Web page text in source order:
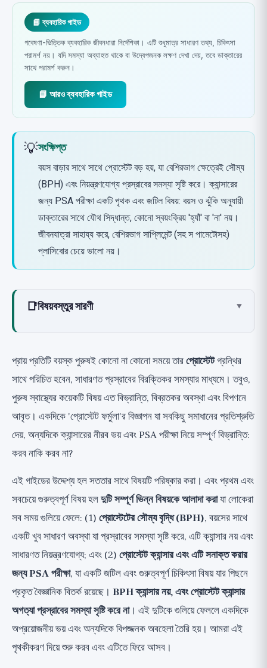
📘 ব্যবহারিক গাইড
গবেষণা-ভিত্তিক ব্যবহারিক জীবনধারা নির্দেশিকা। এটি শুধুমাত্র সাধারণ তথ্য, চিকিৎসা
পরামর্শ নয়। যদি সমস্যা অব্যাহত থাকে বা উদ্বেগজনক লক্ষণ দেখা দেয়, তবে ডাক্তারের
সাথে পরামর্শ করুন।
📘 আরও ব্যবহারিক গাইড
💡সংক্ষিপ্ত
বয়স বাড়ার সাথে সাথে প্রোস্টেট বড় হয়, যা বেশিরভাগ ক্ষেত্রেই সৌম্য
(BPH) এবং নিয়ন্ত্রণযোগ্য প্রস্রাবের সমস্যা সৃষ্টি করে। ক্যান্সারের
জন্য PSA পরীক্ষা একটি পৃথক এবং জটিল বিষয়: বয়স ও ঝুঁকি অনুযায়ী
ডাক্তারের সাথে যৌথ সিদ্ধান্ত, কোনো স্বয়ংক্রিয় 'হ্যাঁ' বা 'না' নয়।
জীবনযাত্রা সাহায্য করে, বেশিরভাগ সাপ্লিমেন্ট (সহ স পামেটোসহ)
প্লাসিবোর চেয়ে ভালো নয়।
📑বিষয়বস্তুর সারণী ▾
জীবনযাত্রা: লক্ষণ এবং প্রোস্টেট স্বাস্থ্যের জন্য কী সত্যিই
কাজ করে 🟢
1. স্মার্ট তরল গ্রহণের সময় 🟢
2. সম্পূর্ণ খালি করা এবং মূত্রাশয়ের অভ্যাস 🟢
ক্যান্সারের জন্য PSA পরীক্ষা: প্রকৃত বিতর্ক, সততার সাথে
প্রোস্টেট সাপ্লিমেন্ট, সম্পূর্ণ সততা এবং প্রমাণের র্যাঙ্কিং সহ
🟡🔴
BPH-এর চিকিৎসা: শুধুমাত্র ডাক্তারের সিদ্ধান্ত
লাল পতাকা: কখন অবিলম্বে ডাক্তারের কাছে যেতে হবে
নিচের লাইন এবং ব্যবহারিক চেকলিস্ট
প্রায় প্রতিটি বয়স্ক পুরুষই কোনো না কোনো সময়ে তারপ্রোস্টেটগ্রন্থির
সাথে পরিচিত হবেন, সাধারণত প্রস্রাবের বিরক্তিকর সমস্যার মাধ্যমে। তবুও,
পুরুষ স্বাস্থ্যের কয়েকটি বিষয় এত বিভ্রান্তি, বিব্রতকর অবস্থা এবং বিপণনে
আবৃত। একদিকে 'প্রোস্টেট ফর্মুলা'র বিজ্ঞাপন যা সবকিছু সমাধানের প্রতিশ্রুতি
দেয়, অন্যদিকে ক্যান্সারের নীরব ভয় এবং PSA পরীক্ষা নিয়ে সম্পূর্ণ বিভ্রান্তি:
করব নাকি করব না?
এই গাইডের উদ্দেশ্য হল সততার সাথে বিষয়টি পরিষ্কার করা। এবং প্রথম এবং
সবচেয়ে গুরুত্বপূর্ণ বিষয় হলদুটি সম্পূর্ণ ভিন্ন বিষয়কে আলাদা করাযা লোকেরা
সব সময় গুলিয়ে ফেলে: (1) প্রোস্টেটের সৌম্য বৃদ্ধি (BPH), বয়সের সাথে
একটি খুব সাধারণ অবস্থা যা প্রস্রাবের সমস্যা সৃষ্টি করে, এটি ক্যান্সার নয় এবং
সাধারণত নিয়ন্ত্রণযোগ্য; এবং (2) প্রোস্টেট ক্যান্সার এবং এটি সনাক্ত করার
জন্য PSA পরীক্ষা, যা একটি জটিল এবং গুরুত্বপূর্ণ চিকিৎসা বিষয় যার পিছনে
প্রকৃত বৈজ্ঞানিক বিতর্ক রয়েছে। BPH ক্যান্সার নয়, এবং প্রোস্টেট ক্যান্সার
অগত্যা প্রস্রাবের সমস্যা সৃষ্টি করে না। এই দুটিকে গুলিয়ে ফেললে একদিকে
অপ্রয়োজনীয় ভয় এবং অন্যদিকে বিপজ্জনক অবহেলা তৈরি হয়। আমরা এই
পৃথকীকরণ দিয়ে শুরু করব এবং এটিতে ফিরে আসব।